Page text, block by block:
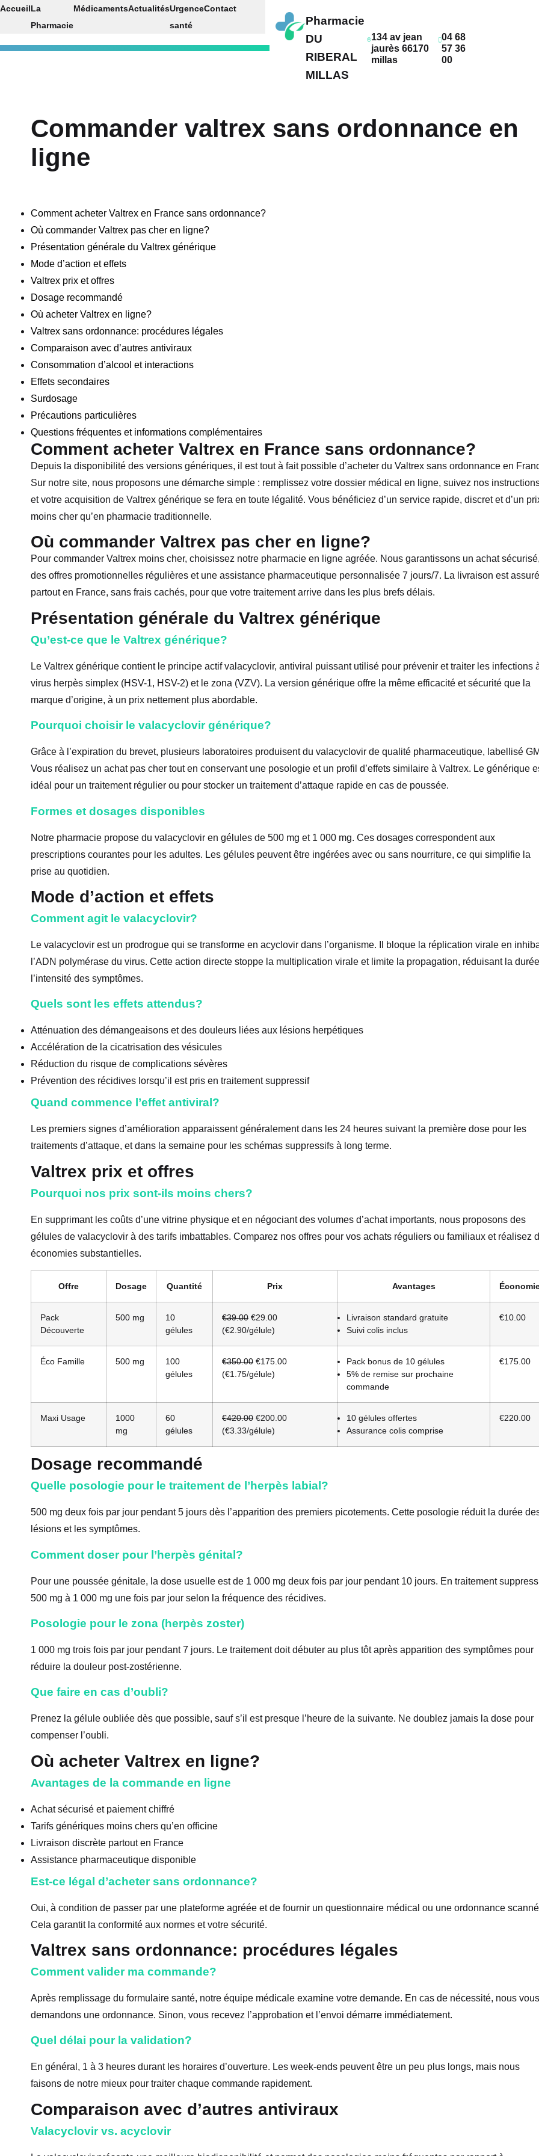
Pharmacie
DU
RIBERAL
MILLAS
134 av jean
jaurès 66170
millas
04 68
57 36
00
AccueilLa
Pharmacie
MédicamentsActualitésUrgence
santé
Contact
Commander valtrex sans ordonnance en
ligne
Comment acheter Valtrex en France sans ordonnance?
Où commander Valtrex pas cher en ligne?
Présentation générale du Valtrex générique
Mode d’action et effets
Valtrex prix et offres
Dosage recommandé
Où acheter Valtrex en ligne?
Valtrex sans ordonnance: procédures légales
Comparaison avec d’autres antiviraux
Consommation d’alcool et interactions
Effets secondaires
Surdosage
Précautions particulières
Questions fréquentes et informations complémentaires
Comment acheter Valtrex en France sans ordonnance?
Depuis la disponibilité des versions génériques, il est tout à fait possible d’acheter du Valtrex sans ordonnance en
Sur notre site, nous proposons une démarche simple : remplissez votre dossier médical en ligne, suivez nos
et votre acquisition de Valtrex générique se fera en toute légalité. Vous bénéficiez d’un service rapide, discret et d’un
moins cher qu’en pharmacie traditionnelle.
Où commander Valtrex pas cher en ligne?
Pour commander Valtrex moins cher, choisissez notre pharmacie en ligne agréée. Nous garantissons un achat
des offres promotionnelles régulières et une assistance pharmaceutique personnalisée 7 jours/7. La livraison est
partout en France, sans frais cachés, pour que votre traitement arrive dans les plus brefs délais.
Présentation générale du Valtrex générique
Qu’est-ce que le Valtrex générique?
Le Valtrex générique contient le principe actif valacyclovir, antiviral puissant utilisé pour prévenir et traiter les infections
virus herpès simplex (HSV-1, HSV-2) et le zona (VZV). La version générique offre la même efficacité et sécurité que la
marque d’origine, à un prix nettement plus abordable.
Pourquoi choisir le valacyclovir générique?
Grâce à l’expiration du brevet, plusieurs laboratoires produisent du valacyclovir de qualité pharmaceutique, labellisé
Vous réalisez un achat pas cher tout en conservant une posologie et un profil d’effets similaire à Valtrex. Le générique
idéal pour un traitement régulier ou pour stocker un traitement d’attaque rapide en cas de poussée.
Formes et dosages disponibles
Notre pharmacie propose du valacyclovir en gélules de 500 mg et 1 000 mg. Ces dosages correspondent aux
prescriptions courantes pour les adultes. Les gélules peuvent être ingérées avec ou sans nourriture, ce qui simplifie la
prise au quotidien.
Mode d’action et effets
Comment agit le valacyclovir?
Le valacyclovir est un prodrogue qui se transforme en acyclovir dans l’organisme. Il bloque la réplication virale en
l’ADN polymérase du virus. Cette action directe stoppe la multiplication virale et limite la propagation, réduisant la
l’intensité des symptômes.
Quels sont les effets attendus?
Atténuation des démangeaisons et des douleurs liées aux lésions herpétiques
Accélération de la cicatrisation des vésicules
Réduction du risque de complications sévères
Prévention des récidives lorsqu’il est pris en traitement suppressif
Quand commence l’effet antiviral?
Les premiers signes d’amélioration apparaissent généralement dans les 24 heures suivant la première dose pour les
traitements d’attaque, et dans la semaine pour les schémas suppressifs à long terme.
Valtrex prix et offres
Pourquoi nos prix sont-ils moins chers?
En supprimant les coûts d’une vitrine physique et en négociant des volumes d’achat importants, nous proposons des
gélules de valacyclovir à des tarifs imbattables. Comparez nos offres pour vos achats réguliers ou familiaux et réalisez
économies substantielles.
Offre Dosage Quantité Prix Avantages
Pack
Découverte
500 mg
10
gélules
€39.00 €29.00
(€2.90/gélule)
Livraison standard gratuite
Suivi colis inclus
€10.00
Éco Famille 500 mg
100
gélules
€350.00 €175.00
(€1.75/gélule)
Pack bonus de 10 gélules
5% de remise sur prochaine
commande
€175.00
Maxi Usage
1000
mg
60
gélules
€420.00 €200.00
(€3.33/gélule)
10 gélules offertes
Assurance colis comprise
€220.00
Dosage recommandé
Quelle posologie pour le traitement de l’herpès labial?
500 mg deux fois par jour pendant 5 jours dès l’apparition des premiers picotements. Cette posologie réduit la durée
lésions et les symptômes.
Comment doser pour l’herpès génital?
Pour une poussée génitale, la dose usuelle est de 1 000 mg deux fois par jour pendant 10 jours. En traitement
500 mg à 1 000 mg une fois par jour selon la fréquence des récidives.
Posologie pour le zona (herpès zoster)
1 000 mg trois fois par jour pendant 7 jours. Le traitement doit débuter au plus tôt après apparition des symptômes pour
réduire la douleur post-zostérienne.
Que faire en cas d’oubli?
Prenez la gélule oubliée dès que possible, sauf s’il est presque l’heure de la suivante. Ne doublez jamais la dose pour
compenser l’oubli.
Où acheter Valtrex en ligne?
Avantages de la commande en ligne
Achat sécurisé et paiement chiffré
Tarifs génériques moins chers qu’en officine
Livraison discrète partout en France
Assistance pharmaceutique disponible
Est-ce légal d’acheter sans ordonnance?
Oui, à condition de passer par une plateforme agréée et de fournir un questionnaire médical ou une ordonnance
Cela garantit la conformité aux normes et votre sécurité.
Valtrex sans ordonnance: procédures légales
Comment valider ma commande?
Après remplissage du formulaire santé, notre équipe médicale examine votre demande. En cas de nécessité, nous vous
demandons une ordonnance. Sinon, vous recevez l’approbation et l’envoi démarre immédiatement.
Quel délai pour la validation?
En général, 1 à 3 heures durant les horaires d’ouverture. Les week-ends peuvent être un peu plus longs, mais nous
faisons de notre mieux pour traiter chaque commande rapidement.
Comparaison avec d’autres antiviraux
Valacyclovir vs. acyclovir